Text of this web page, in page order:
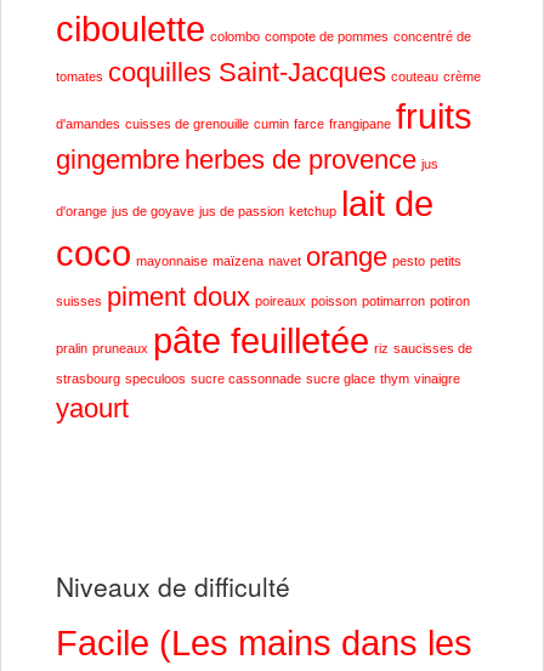
ciboulette colombo compote de pommes concentré de
tomates coquilles Saint-Jacques couteau crème
d'amandes cuisses de grenouille cumin farce frangipane fruits
gingembre herbes de provence jus
d'orange jus de goyave jus de passion ketchup lait de
coco mayonnaise maïzena navet orange pesto petits
suisses piment doux poireaux poisson potimarron potiron
pralin pruneaux pâte feuilletée riz saucisses de
strasbourg speculoos sucre cassonnade sucre glace thym vinaigre
yaourt
Niveaux de difficulté
Facile (Les mains dans les